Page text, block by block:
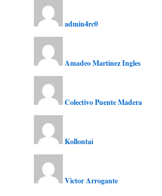
admin4rc0
Amadeo Martinez Ingles
Colectivo Puente Madera
Kollontai
Victor Arrogante